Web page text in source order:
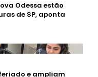
Odessa estão
de SP, aponta
e ampliam